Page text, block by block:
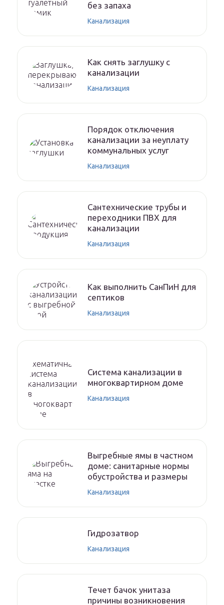
без запаха
Канализация
Как снять заглушку с
канализации
Канализация
Порядок отключения
канализации за неуплату
коммунальных услуг
Канализация
Сантехнические трубы и
переходники ПВХ для
канализации
Канализация
Как выполнить СанПиН для
септиков
Канализация
Система канализации в
многоквартирном доме
Канализация
Выгребные ямы в частном
доме: санитарные нормы
обустройства и размеры
Канализация
Гидрозатвор
Канализация
Течет бачок унитаза
причины возникновения